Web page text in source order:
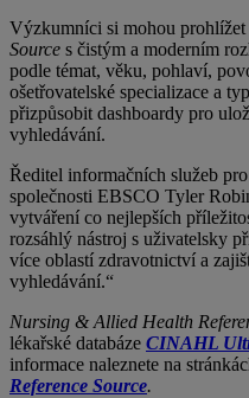
Výzkumníci si mohou prohlížet
Source s čistým a moderním
podle témat, věku, pohlaví,
ošetřovatelské specializace a
přizpůsobit dashboardy pro
vyhledávání.
Ředitel informačních služeb
společnosti EBSCO Tyler
vytváření co nejlepších
rozsáhlý nástroj s uživatelsky
více oblastí zdravotnictví a
vyhledávání.“
Nursing & Allied Health
lékařské databáze CINAHL
informace naleznete na
Reference Source.